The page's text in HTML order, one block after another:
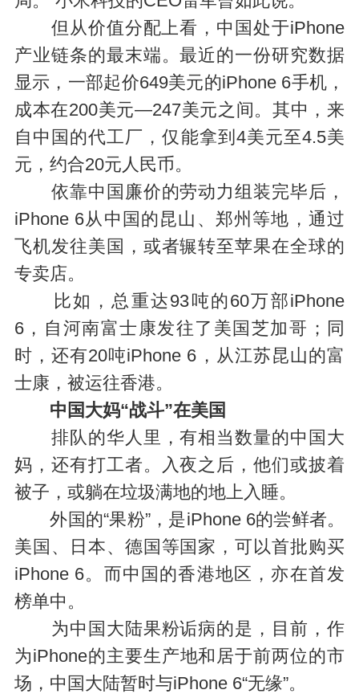
但从价值分配上看，中国处于iPhone
产业链条的最末端。最近的一份研究数据
显示，一部起价649美元的iPhone 6手机，
成本在200美元—247美元之间。其中，来
自中国的代工厂，仅能拿到4美元至4.5美
元，约合20元人民币。
依靠中国廉价的劳动力组装完毕后，
iPhone 6从中国的昆山、郑州等地，通过
飞机发往美国，或者辗转至苹果在全球的
专卖店。
比如，总重达93吨的60万部iPhone
6，自河南富士康发往了美国芝加哥；同
时，还有20吨iPhone 6，从江苏昆山的富
士康，被运往香港。
中国大妈“战斗”在美国
排队的华人里，有相当数量的中国大
妈，还有打工者。入夜之后，他们或披着
被子，或躺在垃圾满地的地上入睡。
外国的“果粉”，是iPhone 6的尝鲜者。
美国、日本、德国等国家，可以首批购买
iPhone 6。而中国的香港地区，亦在首发
榜单中。
为中国大陆果粉诟病的是，目前，作
为iPhone的主要生产地和居于前两位的市
场，中国大陆暂时与iPhone 6“无缘”。